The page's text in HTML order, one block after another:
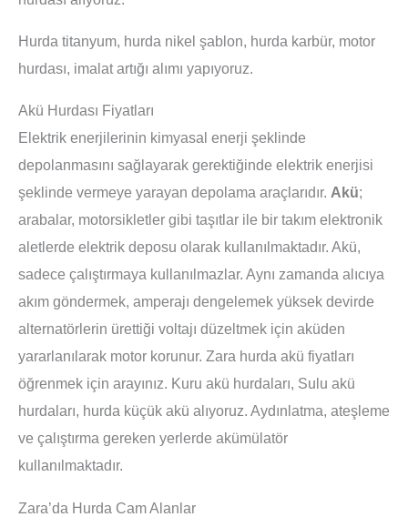
Hurda titanyum, hurda nikel şablon, hurda karbür, motor
hurdası, imalat artığı alımı yapıyoruz.
Akü Hurdası Fiyatları
Elektrik enerjilerinin kimyasal enerji şeklinde
depolanmasını sağlayarak gerektiğinde elektrik enerjisi
şeklinde vermeye yarayan depolama araçlarıdır. Akü;
arabalar, motorsikletler gibi taşıtlar ile bir takım elektronik
aletlerde elektrik deposu olarak kullanılmaktadır. Akü,
sadece çalıştırmaya kullanılmazlar. Aynı zamanda alıcıya
akım göndermek, amperajı dengelemek yüksek devirde
alternatörlerin ürettiği voltajı düzeltmek için aküden
yararlanılarak motor korunur. Zara hurda akü fiyatları
öğrenmek için arayınız. Kuru akü hurdaları, Sulu akü
hurdaları, hurda küçük akü alıyoruz. Aydınlatma, ateşleme
ve çalıştırma gereken yerlerde akümülatör
kullanılmaktadır.
Zara’da Hurda Cam Alanlar